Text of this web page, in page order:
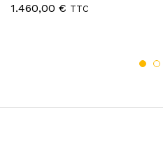
1.460,00 € TTC